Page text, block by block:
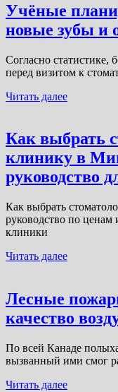
Учёные
новые зубы и
Согласно статистике,
перед визитом к
Читать далее
Как выбрать
клинику в
руководство
Как выбрать
руководство по ценам
клиники
Читать далее
Лесные
качество
По всей Канаде
вызванный ими смог
Читать далее